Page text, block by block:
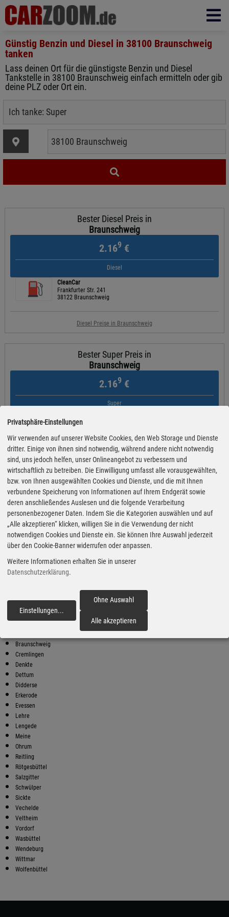
Günstig Benzin und Diesel in 38100 Braunschweig
tanken
Lass deinen Ort für die günstigste Benzin und Diesel
Tankstelle in 38100 Braunschweig einfach ermitteln oder gib
deine PLZ oder Ort ein.
Bester Diesel Preis in
Braunschweig
2.169 €
Diesel
CleanCar
Frankfurter Str. 241
38122 Braunschweig
Diesel Preise in Braunschweig
Bester Super Preis in
Braunschweig
2.169 €
Super
CleanCar
Frankfurter Str. 241
Super Preise in Braunschweig
Bester Super E10 Preis in
Braunschweig
2.109€
Super E10
Frankfurter Str. 241
Preiswerter tanken - finden Sie die günstigsten Benzin und Diesel
Preise in Ihrer Stadt
Braunschweig
Cremlingen
Denkte
Dettum
Didderse
Erkerode
Evessen
Lehre
Lengede
Meine
Ohrum
Reitling
Rötgesbüttel
Salzgitter
Schwülper
Sickte
Vechelde
Veltheim
Vordorf
Wasbüttel
Wendeburg
Wittmar
Wolfenbüttel
Privatsphäre-Einstellungen
Wir verwenden auf unserer Website Cookies, den Web Storage und Dienste
dritter. Einige von ihnen sind notwendig, während andere nicht notwendig
sind, uns jedoch helfen, unser Onlineangebot zu verbessern und
wirtschaftlich zu betreiben. Die Einwilligung umfasst alle vorausgewählten,
bzw. von Ihnen ausgewählten Cookies und Dienste, und die mit Ihnen
verbundene Speicherung von Informationen auf Ihrem Endgerät sowie
deren anschließendes Auslesen und die folgende Verarbeitung
personenbezogener Daten. Indem Sie die Kategorien auswählen und auf
„Alle akzeptieren“ klicken, willigen Sie in die Verwendung der nicht
notwendigen Cookies und Dienste ein. Sie können Ihre Auswahl jederzeit
über den Cookie-Banner widerrufen oder anpassen.
Weitere Informationen erhalten Sie in unserer
Datenschutzerklärung.
Einstellungen...
Ohne Auswahl
Alle akzeptieren